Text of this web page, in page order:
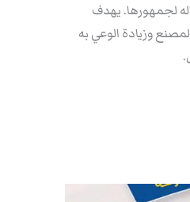
لجمهورها. يهدف
وزيادة الوعي به